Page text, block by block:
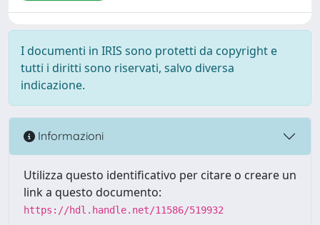
I documenti in IRIS sono protetti da copyright e
tutti i diritti sono riservati, salvo diversa
indicazione.
Informazioni
Utilizza questo identificativo per citare o creare un
link a questo documento:
https://hdl.handle.net/11586/519932